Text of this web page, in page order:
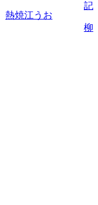
熱焼江うお
記
柳